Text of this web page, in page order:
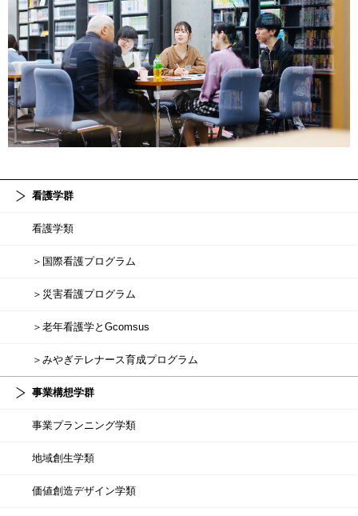
看護学群
看護学類
＞国際看護プログラム
＞災害看護プログラム
＞老年看護学とGcomsus
＞みやぎテレナース育成プログラム
事業構想学群
事業プランニング学類
地域創生学類
価値創造デザイン学類